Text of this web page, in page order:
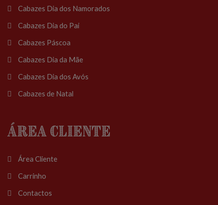
Cabazes Dia dos Namorados
Cabazes Dia do Pai
Cabazes Páscoa
Cabazes Dia da Mãe
Cabazes Dia dos Avós
Cabazes de Natal
Área Cliente
Área Cliente
Carrinho
Contactos